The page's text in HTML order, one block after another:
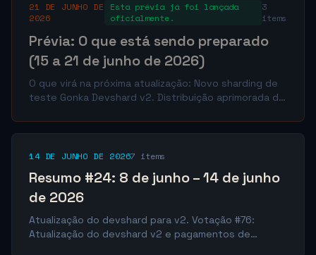
21 DE JUNHO DE
2026
Esta prévia já foi lançada
oficialmente.
3
items
Prévia: O que está sendo preparado
(15 a 21 de junho de 2026)
O que virá na próxima atualização: Novo sharding de
teste Gonka Devshard v2. Distribuição aprimorada de
testnet.
14 DE JUNHO DE 20267 items
Resumo #24: 8 de junho – 14 de junho
de 2026
Atualização do devshard para v2. Votação #76:
Atualização do devshard v2 e pagamentos de